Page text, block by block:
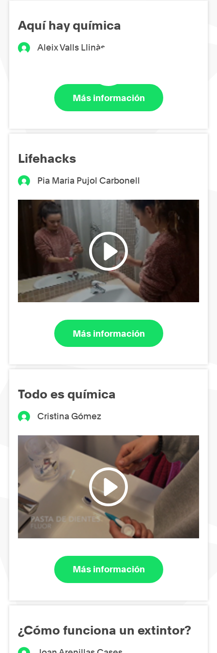
Aquí hay química
Aleix Valls Llinàs
Más información
Lifehacks
Pia Maria Pujol Carbonell
Más información
Todo es química
Cristina Gómez
Más información
¿Cómo funciona un extintor?